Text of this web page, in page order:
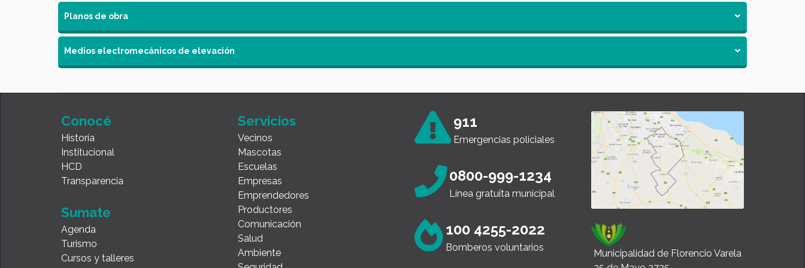
Planos de obra
Medios electromecánicos de elevación
Conocé
Historia
Institucional
HCD
Transparencia
Sumate
Agenda
Turismo
Cursos y talleres
Servicios
Vecinos
Mascotas
Escuelas
Empresas
Emprendedores
Productores
Comunicación
Salud
Ambiente
911
Emergencias policiales
0800-999-1234
Línea gratuita municipal
100 4255-2022
Bomberos voluntarios
Municipalidad de Florencio Varela